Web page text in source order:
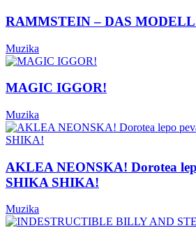
RAMMSTEIN – DAS
Muzika
MAGIC IGGOR!
Muzika
AKLEA NEONSKA! Dorotea
SHIKA SHIKA!
Muzika